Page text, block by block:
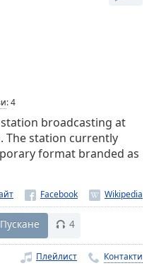
:4
station broadcasting at
The station currently
format branded as
Пускане 4
Плейлист Контакти